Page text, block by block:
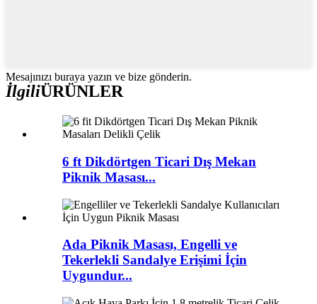
Mesajınızı buraya yazın ve bize gönderin.
İlgiliÜRÜNLER
6 ft Dikdörtgen Ticari Dış Mekan
Piknik Masası...
Ada Piknik Masası, Engelli ve
Tekerlekli Sandalye Erişimi İçin
Uygundur...